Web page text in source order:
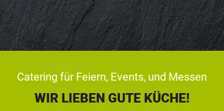
Catering für Feiern, Events, und Messen
WIR LIEBEN GUTE KÜCHE!